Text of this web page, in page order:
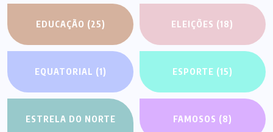
EDUCAÇÃO (25) ELEIÇÕES (18)
EQUATORIAL (1) ESPORTE (15)
ESTRELA DO NORTE
FAMOSOS (8)